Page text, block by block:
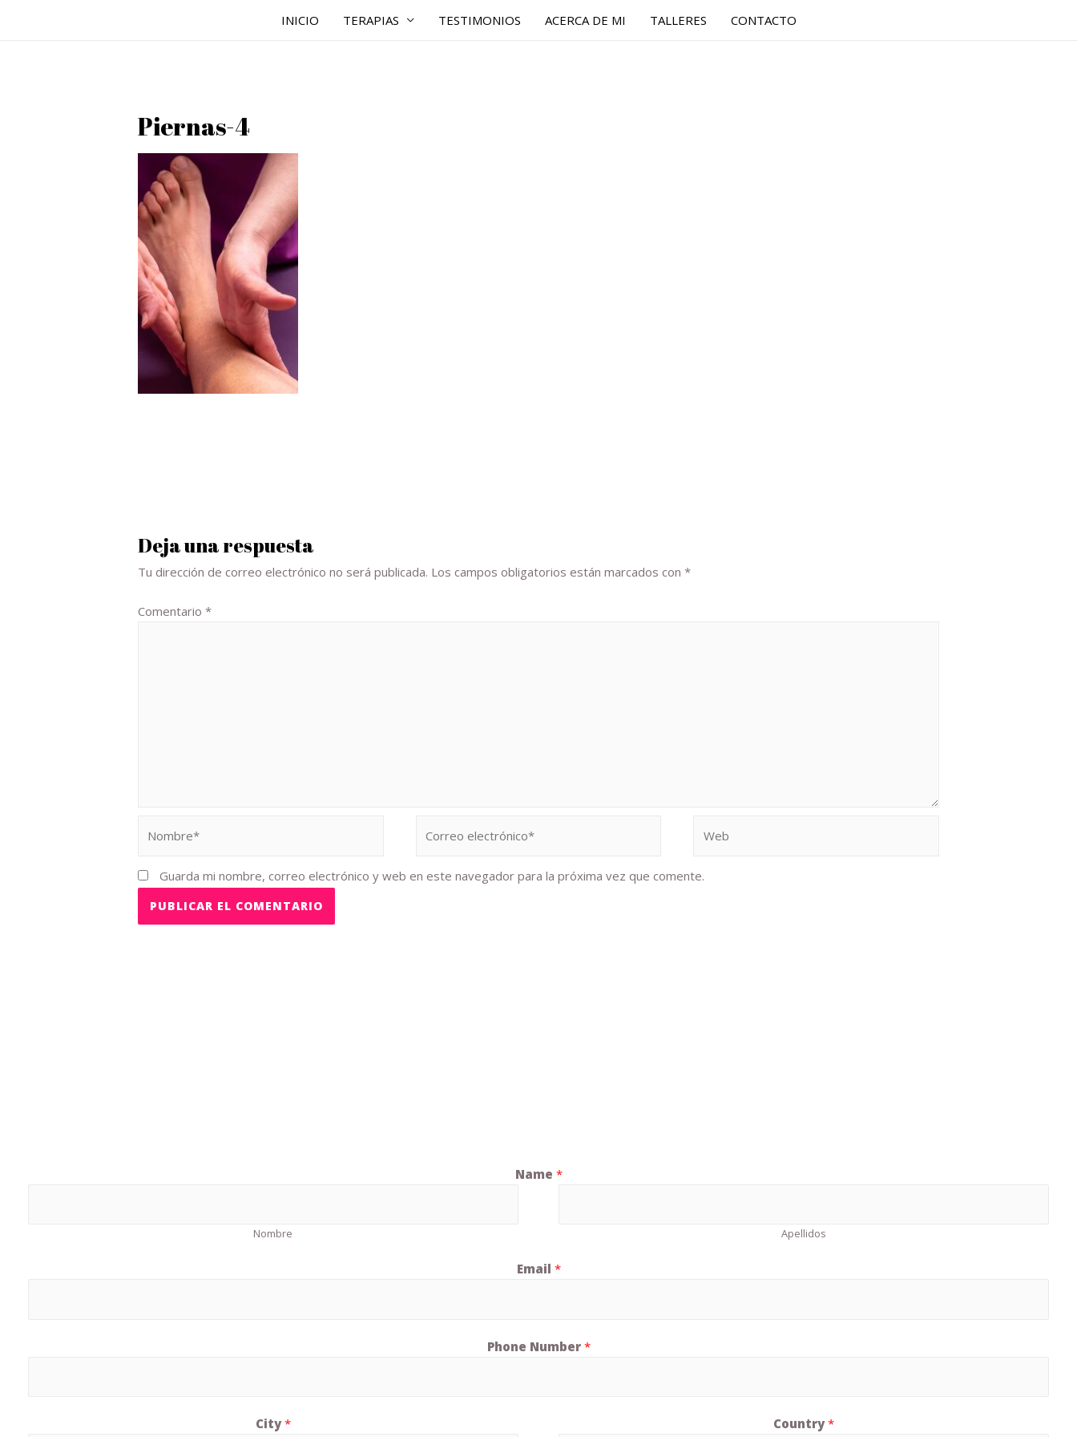
INICIO TERAPIAS TESTIMONIOS ACERCA DE MI TALLERES CONTACTO
Piernas-4
Deja una respuesta
Tu dirección de correo electrónico no será publicada. Los campos obligatorios están marcados con*
Comentario*
Guarda mi nombre, correo electrónico y web en este navegador para la próxima vez que comente.
Name *
Nombre Apellidos
Email *
Phone Number *
City* Country*